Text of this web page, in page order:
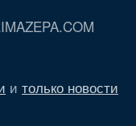
и только новости